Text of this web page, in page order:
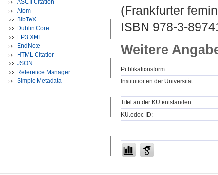
ASCII Citation
Atom
BibTeX
Dublin Core
EP3 XML
EndNote
HTML Citation
JSON
Reference Manager
Simple Metadata
(Frankfurter
ISBN 978-3-
Weitere
Publikationsform:
Institutionen der Universität:
Titel an der KU entstanden:
KU.edoc-ID: